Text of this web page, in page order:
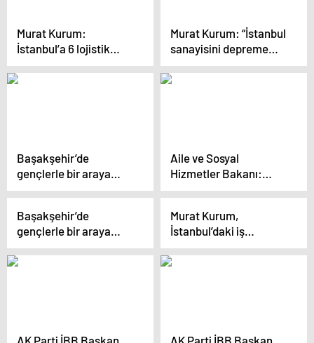
Murat Kurum:
İstanbul’a 6 lojistik
merkezi daha ekleyip
afet anında destek
Murat Kurum: “İstanbul
sanayisini depreme
karşı korumak
zorundayız”
Başakşehir’de
gençlerle bir araya
gelen Kurum:
oluşturacağımız
gençlik meclisimizle
alacağız”
Aile ve Sosyal
Hizmetler Bakanı:
İstanbul 5 yıl boşa
Başakşehir’de
gençlerle bir araya
gelen Kurum:
“Kararları gençlerle
Murat Kurum,
İstanbul’daki iş
insanları ve esnafın
endişelerini
AK Parti İBB Başkan
AK Parti İBB Başkan